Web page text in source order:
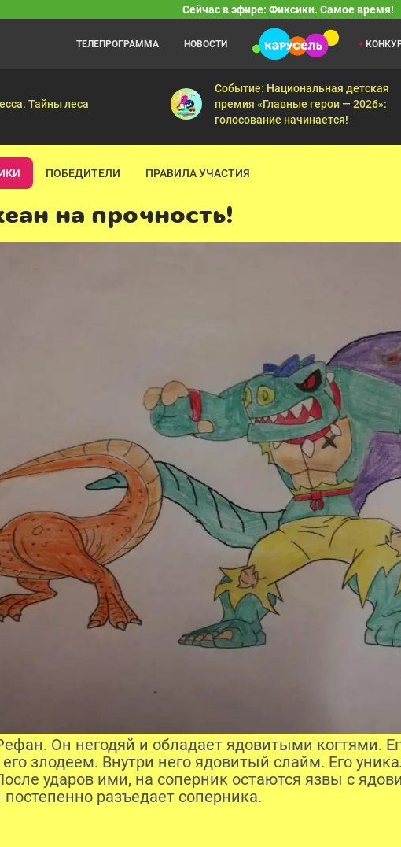
Сейчас в эфире: Фиксики. Самое время!
— Циолковский — Диван — Ледниковый период — Шахта —
Ум и Хрум
Мини-Хрум — Мармеладный червь
ТЕЛЕПРОГРАММА НОВОСТИ
Тайны леса
Событие: Национальная детская
премия «Главные герои — 2026»:
голосование начинается!
ПОБЕДИТЕЛИ ПРАВИЛА УЧАСТИЯ
на прочность!
Он негодяй и обладает ядовитыми когтями.
злодеем. Внутри него ядовитый слайм. Его
ударов ими, на соперник остаются язвы с
разъедает соперника.